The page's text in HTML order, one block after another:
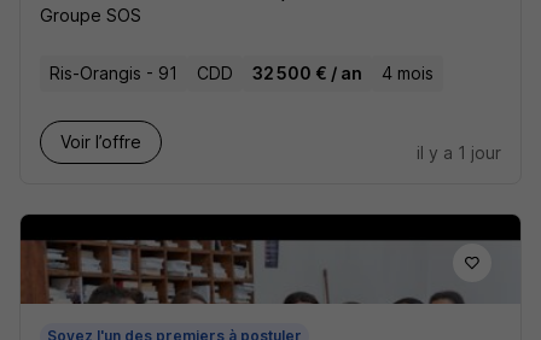
Groupe SOS
Ris-Orangis - 91 CDD 32 500 € / an 4 mois
Voir l’offre
il y a 1 jour
Soyez l'un des premiers à postuler